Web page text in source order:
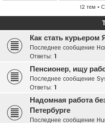
12 тем •
Как стать курьером
Последнее сообщение
Ответы: 1
Пенсионер, ищу
Последнее сообщение
Ответы: 1
Надомная работа
Петербурге
Последнее сообщение